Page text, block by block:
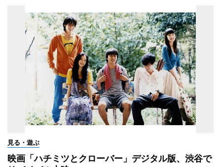
見る・遊ぶ
映画「ハチミツとクローバー」デジタル版、渋谷で